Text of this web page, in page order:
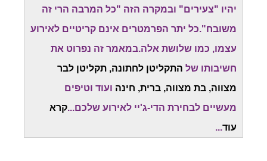
יהיו "צעירים" ובמקרה הזה "כל המרבה הרי זה
משובח".כל יתר הפרמטרים אינם קריטיים לאירוע
עצמו, כמו שלושת אלה.במאמר זה נפרוט את
חשיבותו של התקליטן לחתונה, תקליטן לבר
מצווה, בת מצווה, ברית, חינה ועוד וטיפים
מעשיים לבחירת הדי-ג'יי לאירוע שלכם...קרא
עוד...